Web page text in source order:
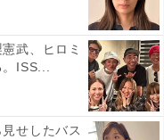
武、ヒロミ
。ISS...
せしたバス